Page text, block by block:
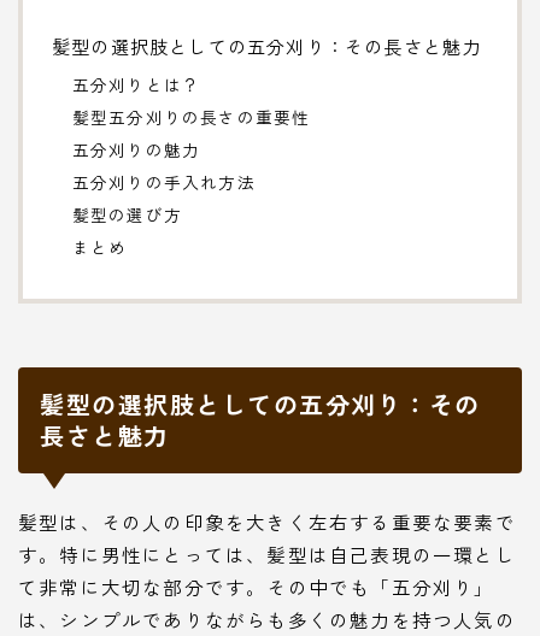
髪型の選択肢としての五分刈り：その長さと魅力
五分刈りとは？
髪型五分刈りの長さの重要性
五分刈りの魅力
五分刈りの手入れ方法
髪型の選び方
まとめ
髪型の選択肢としての五分刈り：その
長さと魅力
髪型は、その人の印象を大きく左右する重要な要素で
す。特に男性にとっては、髪型は自己表現の一環とし
て非常に大切な部分です。その中でも「五分刈り」
は、シンプルでありながらも多くの魅力を持つ人気の